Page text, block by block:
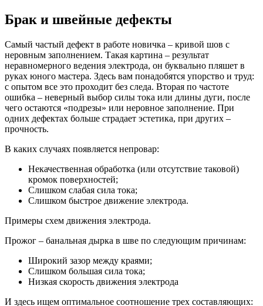
Брак и швейные дефекты
Самый частый дефект в работе новичка – кривой шов с
неровным заполнением. Такая картина – результат
неравномерного ведения электрода, он буквально пляшет в
руках юного мастера. Здесь вам понадобятся упорство и труд:
с опытом все это проходит без следа. Вторая по частоте
ошибка – неверный выбор силы тока или длины дуги, после
чего остаются «подрезы» или неровное заполнение. При
одних дефектах больше страдает эстетика, при других –
прочность.
В каких случаях появляется непровар:
Некачественная обработка (или отсутствие таковой)
кромок поверхностей;
Слишком слабая сила тока;
Слишком быстрое движение электрода.
Примеры схем движения электрода.
Прожог – банальная дырка в шве по следующим причинам:
Широкий зазор между краями;
Слишком большая сила тока;
Низкая скорость движения электрода
И здесь ищем оптимальное соотношение трех составляющих: